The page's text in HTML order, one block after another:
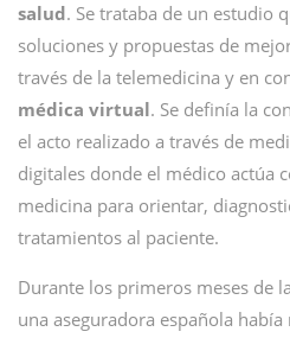
salud. Se trataba de un estudio
soluciones y propuestas de
través de la telemedicina y en
médica virtual. Se definía la
el acto realizado a través de
digitales donde el médico actúa
medicina para orientar,
tratamientos al paciente.
Durante los primeros meses de
una aseguradora española